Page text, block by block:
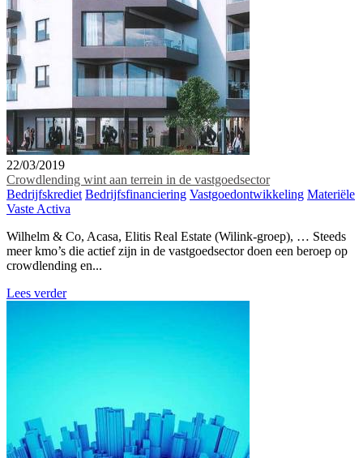
22/03/2019
Crowdlending wint aan terrein in de vastgoedsector
Bedrijfskrediet Bedrijfsfinanciering Vastgoedontwikkeling Materiële
Vaste Activa
Wilhelm & Co, Acasa, Elitis Real Estate (Wilink-groep), … Steeds
meer kmo’s die actief zijn in de vastgoedsector doen een beroep op
crowdlending en...
Lees verder